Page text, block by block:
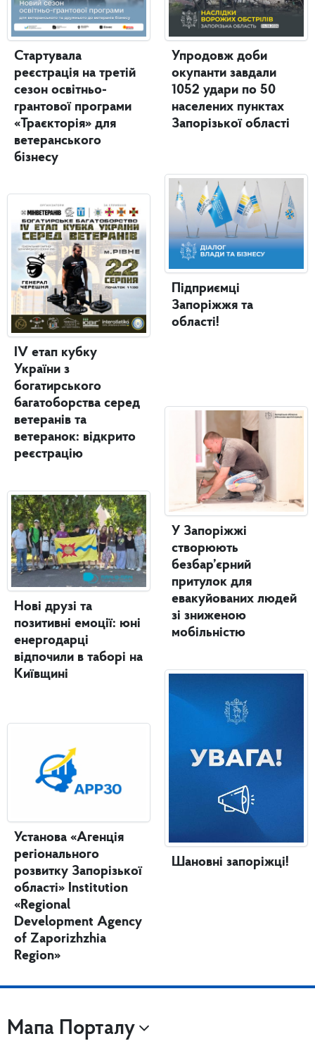
Стартувала
реєстрація на третій
сезон освітньо-
грантової програми
«Траєкторія» для
ветеранського
бізнесу
IV етап кубку
України з
богатирського
багатоборства серед
ветеранів та
ветеранок: відкрито
реєстрацію
Нові друзі та
позитивні емоції: юні
енергодарці
відпочили в таборі на
Київщині
Установа «Агенція
регіонального
розвитку Запорізької
області» Institution
«Regional
Development Agency
of Zaporizhzhia
Region»
Упродовж доби
окупанти завдали
1052 удари по 50
населених пунктах
Запорізької області
Підприємці
Запоріжжя та
області!
У Запоріжжі
створюють
безбар’єрний
притулок для
евакуйованих людей
зі зниженою
мобільністю
Шановні запоріжці!
Мапа Порталу